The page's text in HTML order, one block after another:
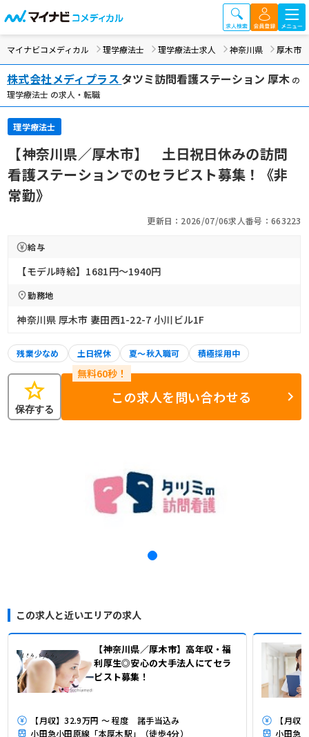
マイナビコメディカル 理学療法士 理学療法士求人 神奈川県 厚木市
株式会社メディプラス タツミ訪問看護ステーション 厚木 の
理学療法士 の求人・転職
理学療法士
【神奈川県／厚木市】 土日祝日休みの訪問
看護ステーションでのセラピスト募集！《非
常勤》
更新日：2026/07/06求人番号：663223
給与
【モデル時給】1681円〜1940円
勤務地
神奈川県 厚木市 妻田西1-22-7 小川ビル1F
残業少なめ 土日祝休 夏～秋入職可 積極採用中
star
保存する
この求人を問い合わせる
この求人と近いエリアの求人
【神奈川県／厚木市】高年収・福
利厚生◎安心の大手法人にてセラ
ピスト募集！
【月収】32.9万円 ～ 程度 諸手当込み
小田急小田原線「本厚木駅」（徒歩4分）
【月収
小田急